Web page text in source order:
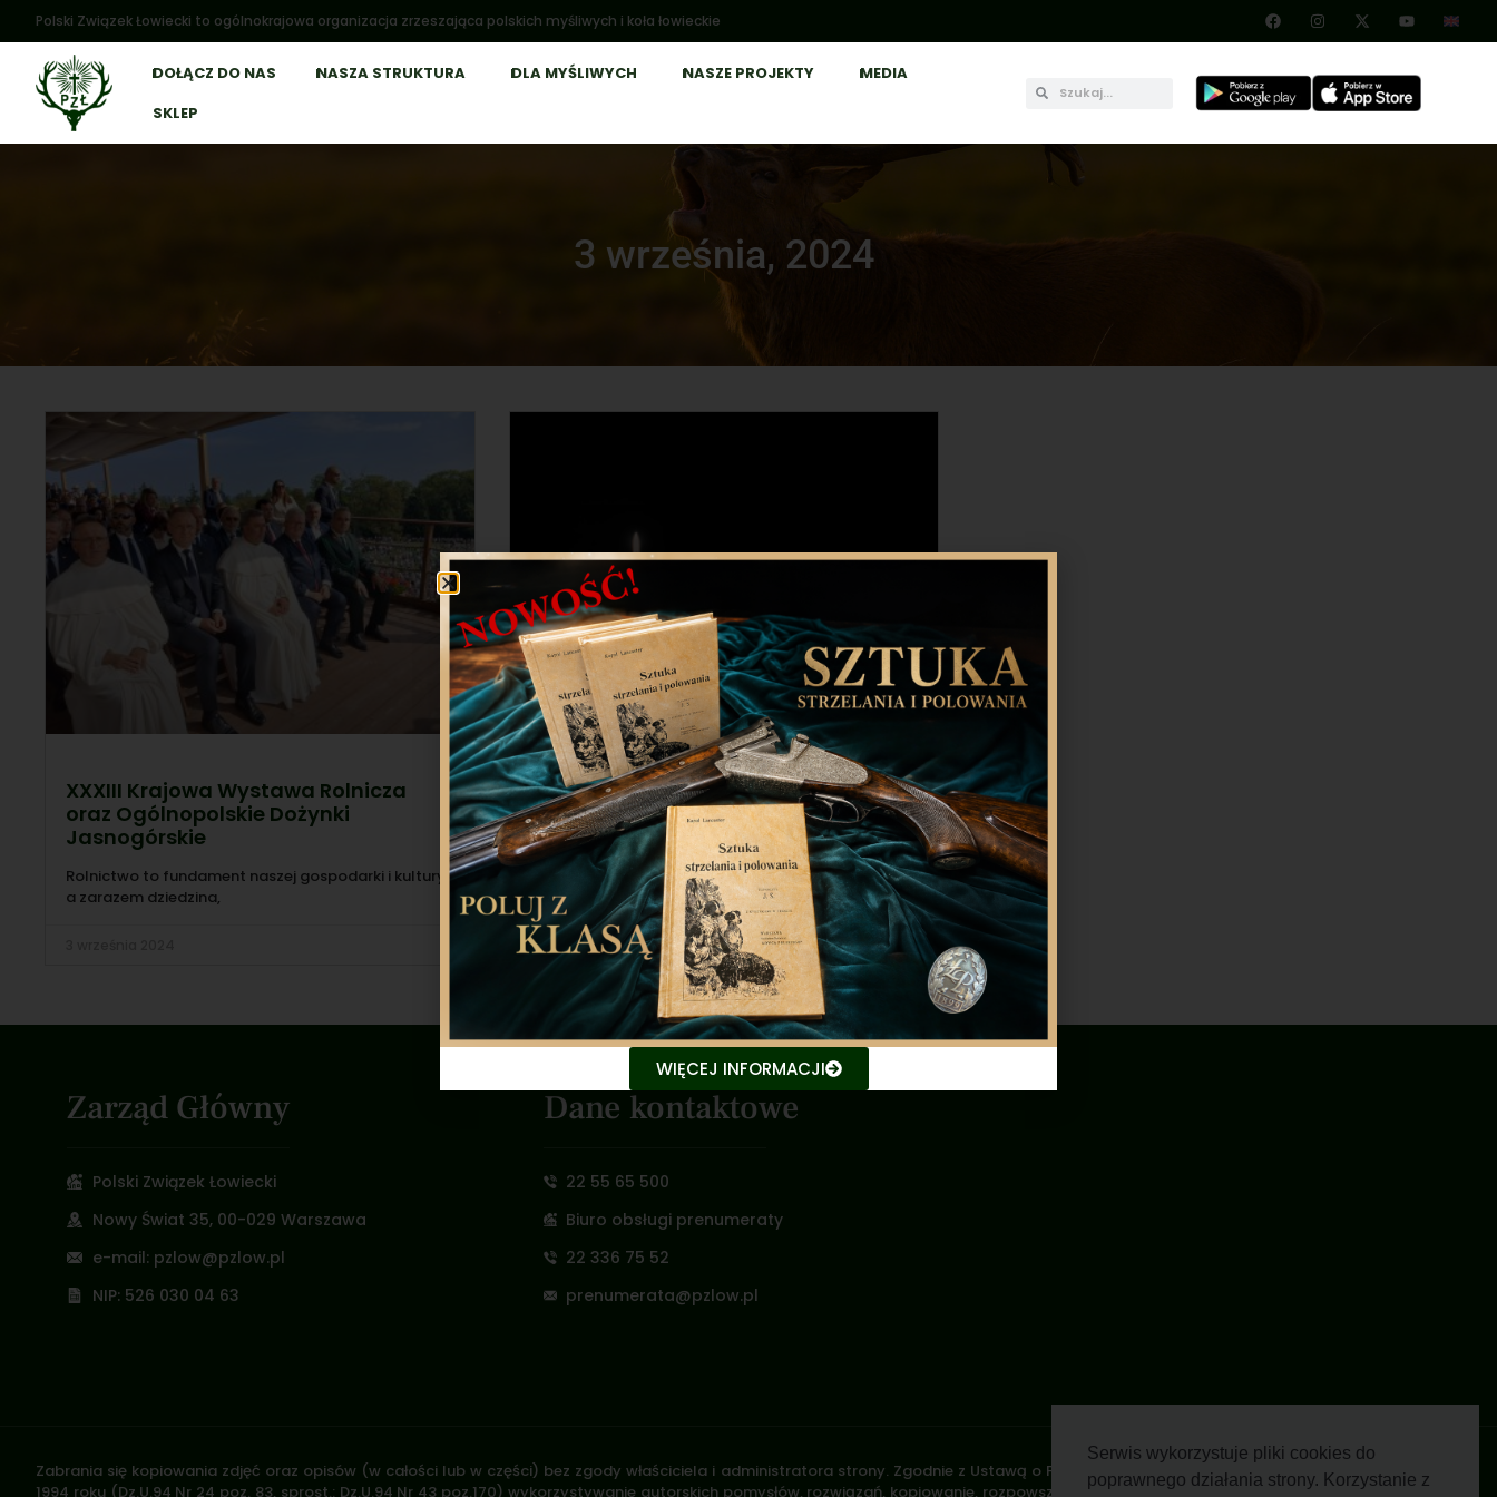
Serwis wykorzystuje pliki cookies do
poprawnego działania strony. Korzystanie z
Polski Związek Łowiecki to ogólnokrajowa organizacja zrzeszająca polskich myśliwych i koła łowieckie
DOŁĄCZ DO NAS NASZA STRUKTURA DLA MYŚLIWYCH NASZE PROJEKTY
MEDIA
SKLEP
3 września, 2024
XXXIII Krajowa Wystawa Rolnicza
oraz Ogólnopolskie Dożynki
Jasnogórskie
Rolnictwo to fundament naszej gospodarki i kultury,
a zarazem dziedzina,
Do Krainy Wiecznych Łowów odszedł
kolega Tadeusz Gwiazdowicz
Z głębokim smutkiem przyjęliśmy wiadomość o
śmierci kolegi po strzelbie
3 września 2024
Zarząd Główny
Polski Związek Łowiecki
Nowy Świat 35, 00-029 Warszawa
e-mail: pzlow@pzlow.pl
NIP: 526 030 04 63
Dane kontaktowe
22 55 65 500
Biuro obsługi prenumeraty
22 336 75 52
prenumerata@pzlow.pl
Zabrania się kopiowania zdjęć oraz opisów (w całości lub w części) bez zgody właściciela i administratora strony. Zgodnie z Ustawą o Prawie Autorskim i Prawach Pokrewnych z dnia 4 lutego
1994 roku (Dz.U.94 Nr 24 poz. 83, sprost.: Dz.U.94 Nr 43 poz.170) wykorzystywanie autorskich pomysłów, rozwiązań, kopiowanie, rozpowszechnianie zdjęć, fragmentów grafiki, tekstów opisów w
WIĘCEJ INFORMACJI